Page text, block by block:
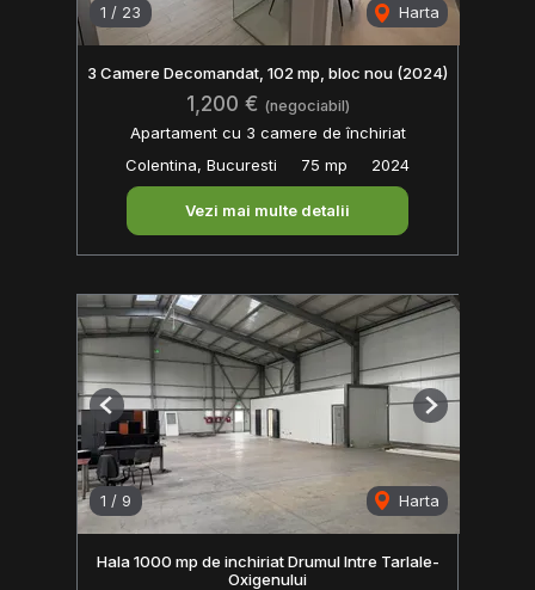
1 / 23 Harta
3 Camere Decomandat, 102 mp, bloc nou (2024)
1,200 € (negociabil)
Apartament cu 3 camere de închiriat
Colentina, Bucuresti
75 mp 2024
Vezi mai multe detalii
1 / 9 Harta
Previous Next
Hala 1000 mp de inchiriat Drumul Intre Tarlale-
Oxigenului